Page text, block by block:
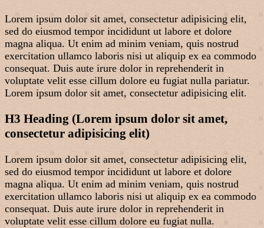
Lorem ipsum dolor sit amet, consectetur adipisicing elit,
sed do eiusmod tempor incididunt ut labore et dolore
magna aliqua. Ut enim ad minim veniam, quis nostrud
exercitation ullamco laboris nisi ut aliquip ex ea commodo
consequat. Duis aute irure dolor in reprehenderit in
voluptate velit esse cillum dolore eu fugiat nulla pariatur.
Lorem ipsum dolor sit amet, consectetur adipisicing elit.
H3 Heading (Lorem ipsum dolor sit amet,
consectetur adipisicing elit)
Lorem ipsum dolor sit amet, consectetur adipisicing elit,
sed do eiusmod tempor incididunt ut labore et dolore
magna aliqua. Ut enim ad minim veniam, quis nostrud
exercitation ullamco laboris nisi ut aliquip ex ea commodo
consequat. Duis aute irure dolor in reprehenderit in
voluptate velit esse cillum dolore eu fugiat nulla.